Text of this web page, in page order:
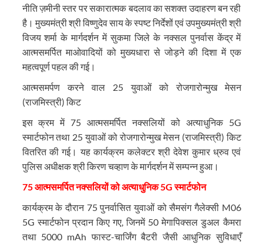
नीति ज़मीनी स्तर पर सकारात्मक बदलाव का सशक्त उदाहरण बन रही
है। मुख्यमंत्री श्री विष्णुदेव साय के स्पष्ट निर्देशों एवं उपमुख्यमंत्री श्री
विजय शर्मा के मार्गदर्शन में सुकमा जिले के नक्सल पुनर्वास केंद्र में
आत्मसमर्पित माओवादियों को मुख्यधारा से जोड़ने की दिशा में एक
महत्वपूर्ण पहल की गई।
आत्मसमर्पण करने वाल 25 युवाओं को रोजगारोन्मुख मेसन
(राजमिस्त्री) किट
इस क्रम में 75 आत्मसमर्पित नक्सलियों को अत्याधुनिक 5G
स्मार्टफोन तथा 25 युवाओं को रोजगारोन्मुख मेसन (राजमिस्त्री) किट
वितरित की गई। यह कार्यक्रम कलेक्टर श्री देवेश कुमार ध्रुव एवं
पुलिस अधीक्षक श्री किरण चव्हाण के मार्गदर्शन में सम्पन्न हुआ।
75 आत्मसमर्पित नक्सलियों को अत्याधुनिक 5G स्मार्टफोन
कार्यक्रम के दौरान 75 पुनर्वासित युवाओं को सैमसंग गैलेक्सी M06
5G स्मार्टफोन प्रदान किए गए, जिनमें 50 मेगापिक्सल डुअल कैमरा
तथा 5000 mAh फास्ट-चार्जिंग बैटरी जैसी आधुनिक सुविधाएँ